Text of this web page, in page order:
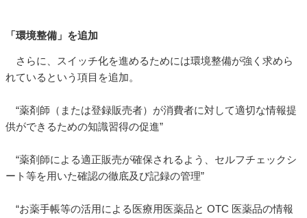
「環境整備」を追加
さらに、スイッチ化を進めるためには環境整備が強く求めら
れているという項目を追加。
“薬剤師（または登録販売者）が消費者に対して適切な情報提
供ができるための知識習得の促進”
“薬剤師による適正販売が確保されるよう、セルフチェックシ
ート等を用いた確認の徹底及び記録の管理”
“お薬手帳等の活用による医療用医薬品と OTC 医薬品の情報